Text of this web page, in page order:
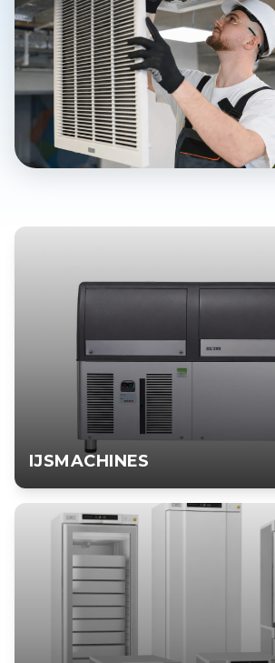
IJSMACHINES
IJSMACHINES
Professionele Scotsman ijsmachines voor
industrie. Gourmet, dice, nugget en flake ijs.
BEKIJK PRODUCT